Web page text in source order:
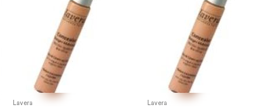
Lavera Lavera